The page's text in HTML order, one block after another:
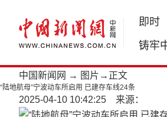
即时
铸牢
中国新闻网 → 图片 →正文
“陆地航母”宁波动车所启用 已建存车线24条
2025-04-10 10:42:25 来源：